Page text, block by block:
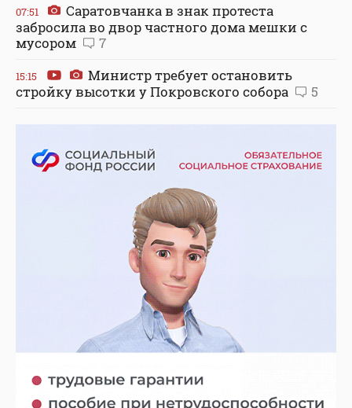
07:51
Саратовчанка в знак протеста
забросила во двор частного дома мешки с
мусором
7
15:15
Министр требует остановить
стройку высотки у Покровского собора
5